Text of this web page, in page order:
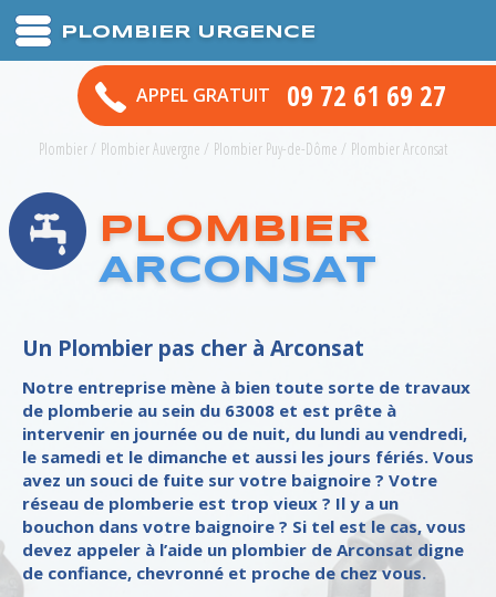
PLOMBIER URGENCE
APPEL GRATUIT 09 72 61 69 27
Plombier/ Plombier Auvergne / Plombier Puy-de-Dôme / Plombier Arconsat
PLOMBIER
ARCONSAT
Un Plombier pas cher à Arconsat
Notre entreprise mène à bien toute sorte de travaux
de plomberie au sein du 63008 et est prête à
intervenir en journée ou de nuit, du lundi au vendredi,
le samedi et le dimanche et aussi les jours fériés. Vous
avez un souci de fuite sur votre baignoire ? Votre
réseau de plomberie est trop vieux ? Il y a un
bouchon dans votre baignoire ? Si tel est le cas, vous
devez appeler à l’aide un plombier de Arconsat digne
de confiance, chevronné et proche de chez vous.